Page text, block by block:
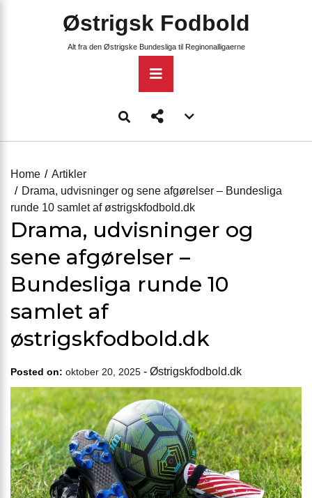
Østrigsk Fodbold
Alt fra den Østrigske Bundesliga til Reginonalligaerne
Primary
Menu
menu
Home
Artikler
Drama, udvisninger og sene afgørelser – Bundesliga
runde 10 samlet af østrigskfodbold.dk
Drama, udvisninger og
sene afgørelser –
Bundesliga runde 10
samlet af
østrigskfodbold.dk
Posted on: oktober 20, 2025 - Østrigskfodbold.dk